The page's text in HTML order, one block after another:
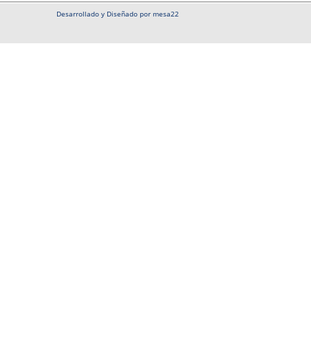
Desarrollado y Diseñado por mesa22